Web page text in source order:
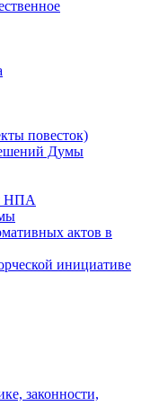
повесток)
Думы
НПА
актов в
инициативе
законности,